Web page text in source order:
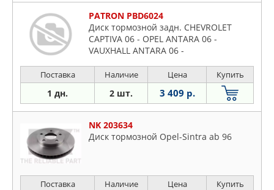
PATRON PBD6024
Диск тормозной задн. CHEVROLET
CAPTIVA 06 - OPEL ANTARA 06 -
VAUXHALL ANTARA 06 -
Поставка Наличие Цена Купить
1 дн. 2 шт. 3 409 р.
NK 203634
Диск тормозной Opel-Sintra ab 96
Поставка Наличие Цена Купить